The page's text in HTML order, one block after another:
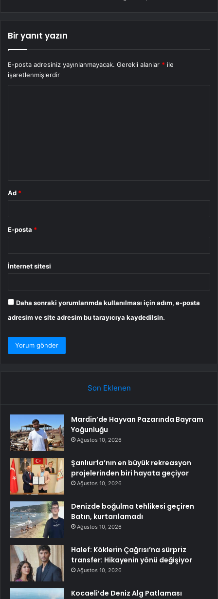
Bir yanıt yazın
E-posta adresiniz yayınlanmayacak. Gerekli alanlar * ile
işaretlenmişlerdir
Ad *
E-posta *
İnternet sitesi
Daha sonraki yorumlarımda kullanılması için adım, e-posta
adresim ve site adresim bu tarayıcıya kaydedilsin.
Son Eklenen
Mardin’de Hayvan Pazarında Bayram
Yoğunluğu
Ağustos 10, 2026
Şanlıurfa’nın en büyük rekreasyon
projelerinden biri hayata geçiyor
Ağustos 10, 2026
Denizde boğulma tehlikesi geçiren
Batın, kurtarılamadı
Ağustos 10, 2026
Halef: Köklerin Çağrısı’na sürpriz
transfer: Hikayenin yönü değişiyor
Ağustos 10, 2026
Kocaeli’de Deniz Alg Patlaması